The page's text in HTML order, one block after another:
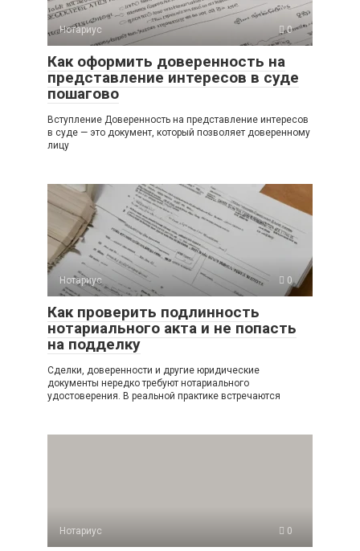
Нотариус 0
Как оформить доверенность на
представление интересов в суде
пошагово
Вступление Доверенность на представление интересов
в суде — это документ, который позволяет доверенному
лицу
Нотариус 0
Как проверить подлинность
нотариального акта и не попасть
на подделку
Сделки, доверенности и другие юридические
документы нередко требуют нотариального
удостоверения. В реальной практике встречаются
Нотариус 0